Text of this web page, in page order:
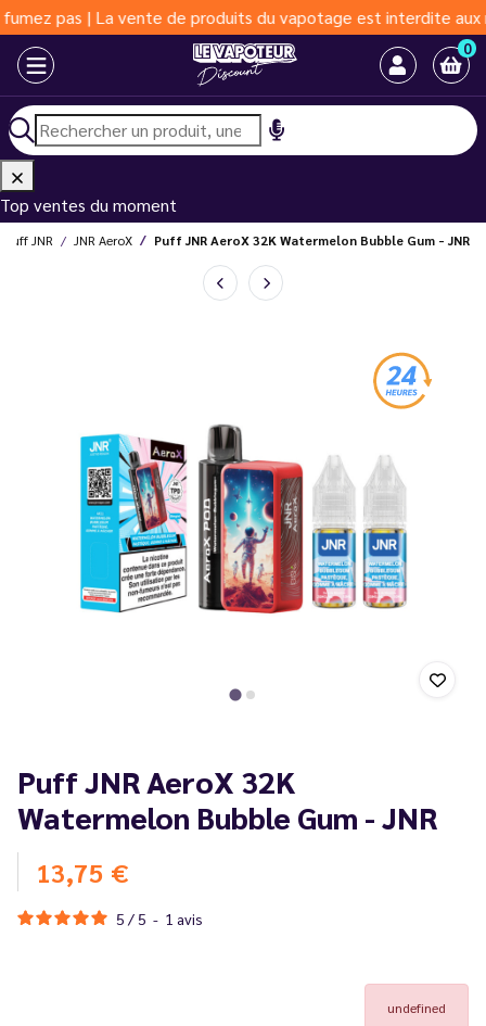
| La vente de produits du vapotage est interdite aux moins
0
Top ventes du moment
Puff JNR JNR AeroX Puff JNR AeroX 32K Watermelon Bubble Gum - JNR
Puff JNR AeroX 32K
Watermelon Bubble Gum - JNR
13,75 €
5 / 5 - 1 avis
undefined